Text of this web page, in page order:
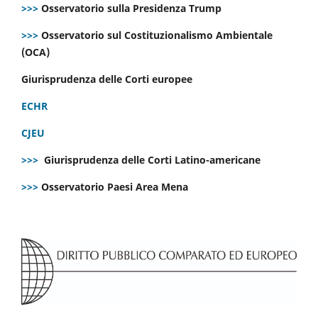
>>> Osservatorio sulla Presidenza Trump
>>> Osservatorio sul Costituzionalismo Ambientale
(OCA)
Giurisprudenza delle Corti europee
ECHR
CJEU
>>> Giurisprudenza delle Corti Latino-americane
>>> Osservatorio Paesi Area Mena